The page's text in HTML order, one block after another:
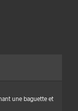
une baguette et